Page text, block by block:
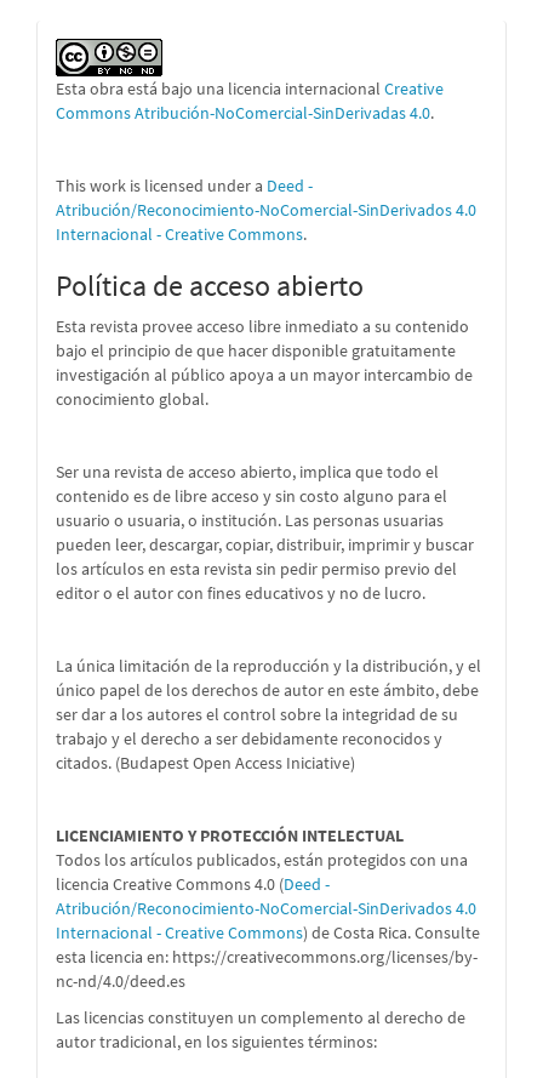
Esta obra está bajo una licencia internacional Creative
Commons Atribución-NoComercial-SinDerivadas 4.0.
This work is licensed under a Deed -
Atribución/Reconocimiento-NoComercial-SinDerivados 4.0
Internacional - Creative Commons.
Política de acceso abierto
Esta revista provee acceso libre inmediato a su contenido
bajo el principio de que hacer disponible gratuitamente
investigación al público apoya a un mayor intercambio de
conocimiento global.
Ser una revista de acceso abierto, implica que todo el
contenido es de libre acceso y sin costo alguno para el
usuario o usuaria, o institución. Las personas usuarias
pueden leer, descargar, copiar, distribuir, imprimir y buscar
los artículos en esta revista sin pedir permiso previo del
editor o el autor con fines educativos y no de lucro.
La única limitación de la reproducción y la distribución, y el
único papel de los derechos de autor en este ámbito, debe
ser dar a los autores el control sobre la integridad de su
trabajo y el derecho a ser debidamente reconocidos y
citados. (Budapest Open Access Iniciative)
LICENCIAMIENTO Y PROTECCIÓN INTELECTUAL
Todos los artículos publicados, están protegidos con una
licencia Creative Commons 4.0 (Deed -
Atribución/Reconocimiento-NoComercial-SinDerivados 4.0
Internacional - Creative Commons) de Costa Rica. Consulte
esta licencia en: https://creativecommons.org/licenses/by-
nc-nd/4.0/deed.es
Las licencias constituyen un complemento al derecho de
autor tradicional, en los siguientes términos: